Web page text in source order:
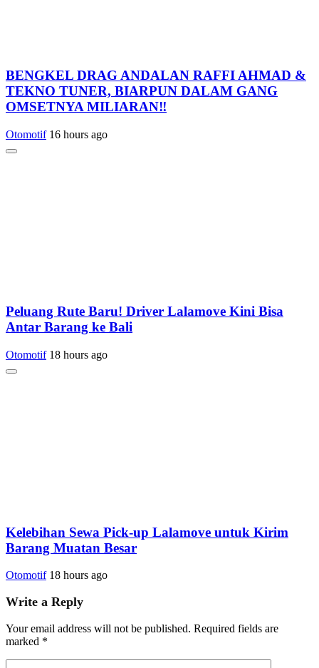
BENGKEL DRAG ANDALAN RAFFI AHMAD &
TEKNO TUNER, BIARPUN DALAM GANG
OMSETNYA MILIARAN‼️
Otomotif 16 hours ago
Peluang Rute Baru! Driver Lalamove Kini Bisa
Antar Barang ke Bali
Otomotif 18 hours ago
Kelebihan Sewa Pick-up Lalamove untuk Kirim
Barang Muatan Besar
Otomotif 18 hours ago
Write a Reply
Your email address will not be published. Required fields are
marked *